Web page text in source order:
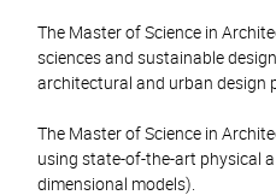
The Master of Science in
sciences and sustainable
architectural and urban design
The Master of Science in
using state-of-the-art physical
dimensional models).